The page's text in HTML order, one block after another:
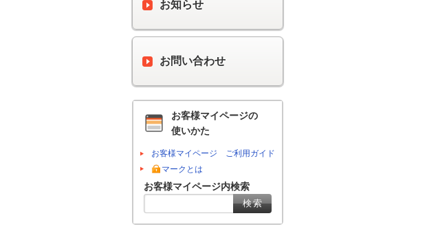
お知らせ
お問い合わせ
お客様マイページの
使いかた
お客様マイページ ご利用ガイド
マークとは
お客様マイページ内検索